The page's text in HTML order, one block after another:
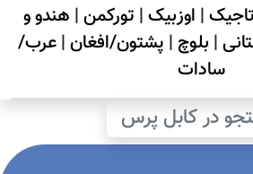
تاجیک| اوزبیک| تورکمن| هندو و
| بلوچ | پشتون/افغان|عرب/
سادات
در کابل پرس